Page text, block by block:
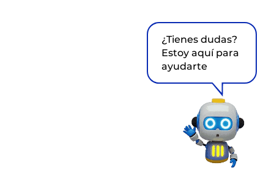
¿Tienes dudas?
Estoy aquí para
ayudarte